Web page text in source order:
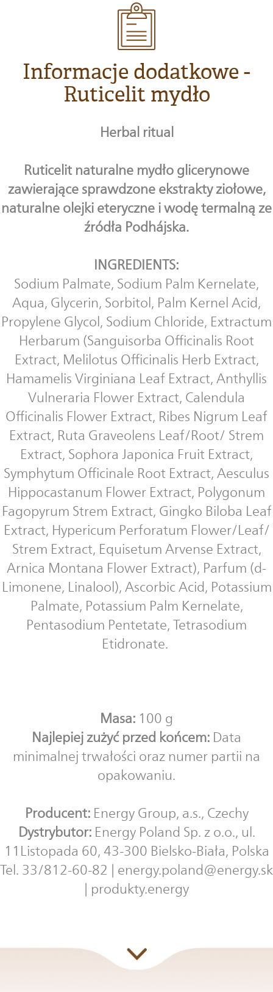
Informacje dodatkowe -
Ruticelit mydło
Herbal ritual
Ruticelit naturalne mydło glicerynowe
zawierające sprawdzone ekstrakty ziołowe,
naturalne olejki eteryczne i wodę termalną ze
źródła Podhájska.
INGREDIENTS:
Sodium Palmate, Sodium Palm Kernelate,
Aqua, Glycerin, Sorbitol, Palm Kernel Acid,
Propylene Glycol, Sodium Chloride, Extractum
Herbarum (Sanguisorba Officinalis Root
Extract, Melilotus Officinalis Herb Extract,
Hamamelis Virginiana Leaf Extract, Anthyllis
Vulneraria Flower Extract, Calendula
Officinalis Flower Extract, Ribes Nigrum Leaf
Extract, Ruta Graveolens Leaf/Root/ Strem
Extract, Sophora Japonica Fruit Extract,
Symphytum Officinale Root Extract, Aesculus
Hippocastanum Flower Extract, Polygonum
Fagopyrum Strem Extract, Gingko Biloba Leaf
Extract, Hypericum Perforatum Flower/Leaf/
Strem Extract, Equisetum Arvense Extract,
Arnica Montana Flower Extract), Parfum (d-
Limonene, Linalool), Ascorbic Acid, Potassium
Palmate, Potassium Palm Kernelate,
Pentasodium Pentetate, Tetrasodium
Etidronate.
Masa: 100 g
Najlepiej zużyć przed końcem: Data
minimalnej trwałości oraz numer partii na
opakowaniu.
Producent: Energy Group, a.s., Czechy
Dystrybutor: Energy Poland Sp. z o.o., ul.
11Listopada 60, 43-300 Bielsko-Biała, Polska
Tel. 33/812-60-82 | energy.poland@energy.sk
| produkty.energy